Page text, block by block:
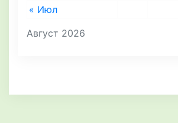
Август 2026
« Июл